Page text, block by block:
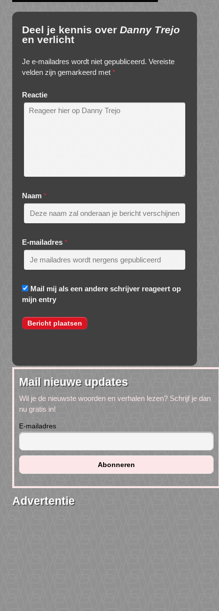
Deel je kennis over Danny Trejo
en verlicht
Je e-mailadres wordt niet gepubliceerd. Vereiste
velden zijn gemarkeerd met *
Reactie
Naam *
E-mailadres *
Mail mij als een andere schrijver reageert op
mijn entry
Mail nieuwe updates
Wil je de nieuwste woorden en verhalen lezen? Schrijf je dan
nu gratis in!
E-mailadres
Advertentie